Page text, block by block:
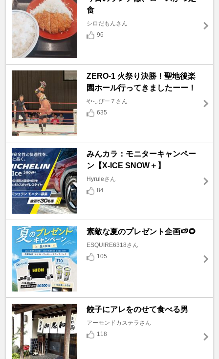
食
シロだもんさん
96
ZERO-1 火祭り決勝！聖地後楽
園ホール行ってきましたーー！
やっぴー７さん
635
みんカラ：モニターキャンペー
ン【X-ICE SNOW＋】
Hyruleさん
84
素敵な夏のプレゼント企画🍉🌻
ESQUIRE6318さん
105
餃子にアレをのせて食べる男
アーモンドカステラさん
118